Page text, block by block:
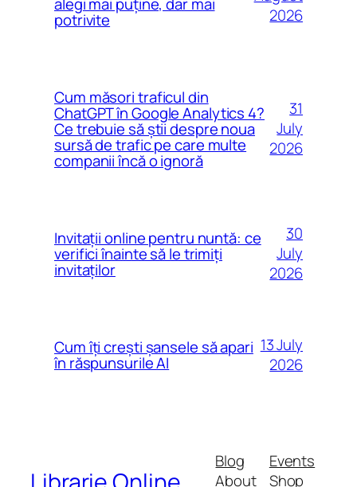
potrivite
2026
Cum măsori traficul din
ChatGPT în Google Analytics 4?
Ce trebuie să știi despre noua
sursă de trafic pe care multe
companii încă o ignoră
31
July
2026
Invitații online pentru nuntă: ce
verifici înainte să le trimiți
invitaților
30
July
2026
Cum îți crești șansele să apari
în răspunsurile AI
13 July
2026
Blog
About
Events
Shop